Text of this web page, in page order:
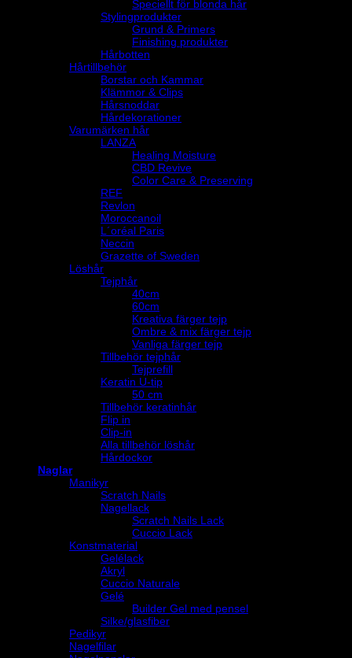
Speciellt för blonda hår
Stylingprodukter
Grund & Primers
Finishing produkter
Hårbotten
Hårtillbehör
Borstar och Kammar
Klämmor & Clips
Hårsnoddar
Hårdekorationer
Varumärken hår
LANZA
Healing Moisture
CBD Revive
Color Care & Preserving
REF
Revlon
Moroccanoil
L´oréal Paris
Neccin
Grazette of Sweden
Löshår
Tejphår
40cm
60cm
Kreativa färger tejp
Ombre & mix färger tejp
Vanliga färger tejp
Tillbehör tejphår
Tejprefill
Keratin U-tip
50 cm
Tillbehör keratinhår
Flip in
Clip-in
Alla tillbehör löshår
Hårdockor
Naglar
Manikyr
Scratch Nails
Nagellack
Scratch Nails Lack
Cuccio Lack
Konstmaterial
Gelélack
Akryl
Cuccio Naturale
Gelé
Builder Gel med pensel
Silke/glasfiber
Pedikyr
Nagelfilar